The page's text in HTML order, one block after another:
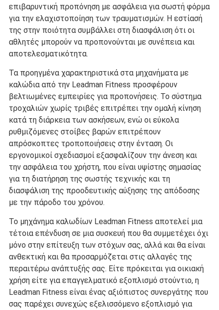
επιβαρυντική προπόνηση με ασφάλεια για σωστή φόρμα
για την ελαχιστοποίηση των τραυματισμών. Η εστίασή
της στην ποιότητα συμβάλλει στη διασφάλιση ότι οι
αθλητές μπορούν να προπονούνται με συνέπεια και
αποτελεσματικότητα.
Τα προηγμένα χαρακτηριστικά στα μηχανήματα με
καλώδια από την Leadman Fitness προσφέρουν
βελτιωμένες εμπειρίες για προπονήσεις. Το σύστημα
τροχαλιών χωρίς τριβές επιτρέπει την ομαλή κίνηση
κατά τη διάρκεια των ασκήσεων, ενώ οι εύκολα
ρυθμιζόμενες στοίβες βαρών επιτρέπουν
απρόσκοπτες τροποποιήσεις στην ένταση. Οι
εργονομικοί σχεδιασμοί εξασφαλίζουν την άνεση και
την ασφάλεια του χρήστη, που είναι υψίστης σημασίας
για τη διατήρηση της σωστής τεχνικής και τη
διασφάλιση της προοδευτικής αύξησης της απόδοσης
με την πάροδο του χρόνου.
Το μηχάνημα καλωδίων Leadman Fitness αποτελεί μια
τέτοια επένδυση σε μια συσκευή που θα συμμετέχει όχι
μόνο στην επίτευξη των στόχων σας, αλλά και θα είναι
ανθεκτική και θα προσαρμόζεται στις αλλαγές της
περαιτέρω ανάπτυξής σας. Είτε πρόκειται για οικιακή
χρήση είτε για επαγγελματικό εξοπλισμό στούντιο, η
Leadman Fitness είναι ένας αξιόπιστος συνεργάτης που
σας παρέχει συνεχώς εξελισσόμενο εξοπλισμό για